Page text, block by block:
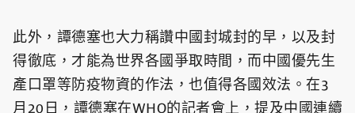
此外，譚德塞也大力稱讚中國封城封的早，以及封
得徹底，才能為世界各國爭取時間，而中國優先生
產口罩等防疫物資的作法，也值得各國效法。在3
月20日，譚德塞在WHO的記者會上，提及中國連續